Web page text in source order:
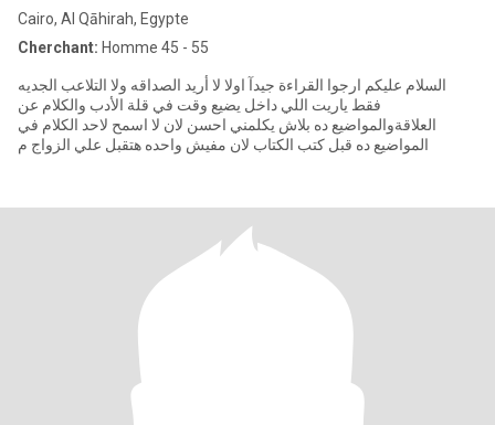
Cairo, Al Qāhirah, Egypte
Cherchant: Homme 45 - 55
السلام عليكم ارجوا القراءة جيدآ اولا لا أريد الصداقه ولا التلاعب الجديه
فقط ياريت اللي داخل يضيع وقت في قلة الأدب والكلام عن
العلاقةوالمواضيع ده بلاش يكلمني احسن لان لا اسمح لاحد الكلام في
المواضيع ده قبل كتب الكتاب لان مفيش واحده هتقبل علي الزواج م